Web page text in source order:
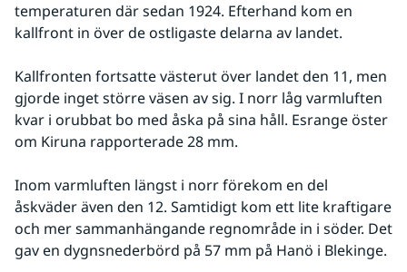
temperaturen där sedan 1924. Efterhand kom en
kallfront in över de ostligaste delarna av landet.
Kallfronten fortsatte västerut över landet den 11, men
gjorde inget större väsen av sig. I norr låg varmluften
kvar i orubbat bo med åska på sina håll. Esrange öster
om Kiruna rapporterade 28 mm.
Inom varmluften längst i norr förekom en del
åskväder även den 12. Samtidigt kom ett lite kraftigare
och mer sammanhängande regnområde in i söder. Det
gav en dygnsnederbörd på 57 mm på Hanö i Blekinge.